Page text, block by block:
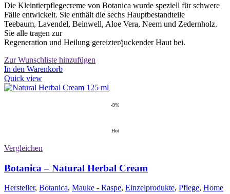
Die Kleintierpflegecreme von Botanica wurde speziell für schwere
Fälle entwickelt. Sie enthält die sechs Hauptbestandteile
Teebaum, Lavendel, Beinwell, Aloe Vera, Neem und Zedernholz.
Sie alle tragen zur
Regeneration und Heilung gereizter/juckender Haut bei.
Zur Wunschliste hinzufügen
In den Warenkorb
Quick view
-9%
Hot
Vergleichen
Botanica – Natural Herbal Cream
Hersteller, Botanica, Mauke - Raspe, Einzelprodukte, Pflege, Home